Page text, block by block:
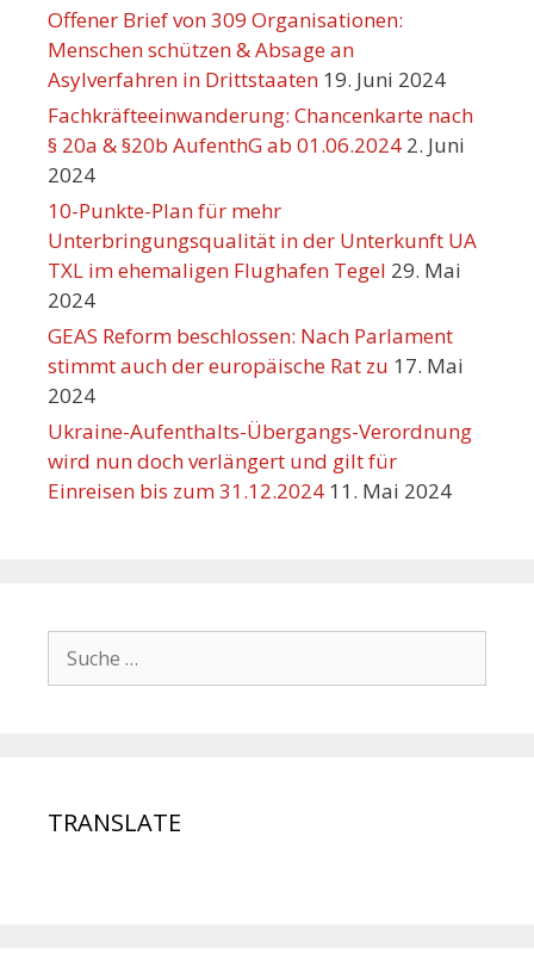
Offener Brief von 309 Organisationen:
Menschen schützen & Absage an
Asylverfahren in Drittstaaten 19. Juni 2024
Fachkräfteeinwanderung: Chancenkarte nach
§ 20a & §20b AufenthG ab 01.06.2024 2. Juni
2024
10-Punkte-Plan für mehr
Unterbringungsqualität in der Unterkunft UA
TXL im ehemaligen Flughafen Tegel 29. Mai
2024
GEAS Reform beschlossen: Nach Parlament
stimmt auch der europäische Rat zu 17. Mai
2024
Ukraine-Aufenthalts-Übergangs-Verordnung
wird nun doch verlängert und gilt für
Einreisen bis zum 31.12.2024 11. Mai 2024
TRANSLATE